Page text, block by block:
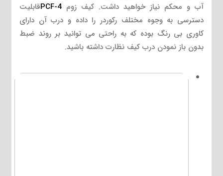
آب و محکم نیاز خواهید داشت. کیف زوم PCF-4قابلیت
دسترسی به وجوه مختلف رکوردر را داده و درب آن دارای
کاوری بی رنگ بوده که به راحتی می توانید بر روند ضبط
بدون باز نمودن درب کیف نظارت داشته باشید.